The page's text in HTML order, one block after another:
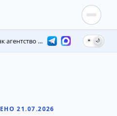
Ошибки веб-форм: как агентство потеряло лиды на месяцы ☀ 🌙
21.07.2026